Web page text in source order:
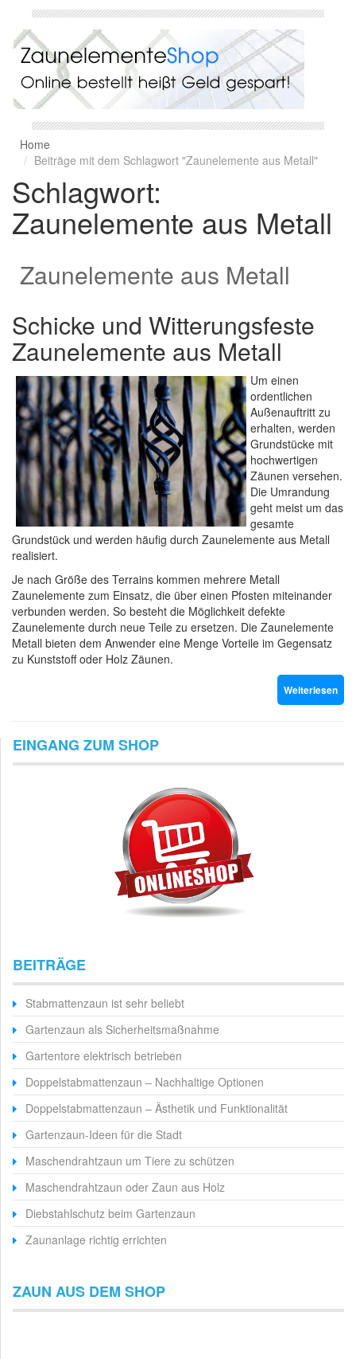
Home
Beiträge mit dem Schlagwort "Zaunelemente aus Metall"
Schlagwort:
Zaunelemente aus Metall
Zaunelemente aus Metall
Schicke und Witterungsfeste
Zaunelemente aus Metall
Um einen
ordentlichen
Außenauftritt zu
erhalten, werden
Grundstücke mit
hochwertigen
Zäunen versehen.
Die Umrandung
geht meist um das
gesamte
Grundstück und werden häufig durch Zaunelemente aus Metall
realisiert.
Je nach Größe des Terrains kommen mehrere Metall
Zaunelemente zum Einsatz, die über einen Pfosten miteinander
verbunden werden. So besteht die Möglichkeit defekte
Zaunelemente durch neue Teile zu ersetzen. Die Zaunelemente
Metall bieten dem Anwender eine Menge Vorteile im Gegensatz
zu Kunststoff oder Holz Zäunen.
Weiterlesen
EINGANG ZUM SHOP
BEITRÄGE
Stabmattenzaun ist sehr beliebt
Gartenzaun als Sicherheitsmaßnahme
Gartentore elektrisch betrieben
Doppelstabmattenzaun – Nachhaltige Optionen
Doppelstabmattenzaun – Ästhetik und Funktionalität
Gartenzaun-Ideen für die Stadt
Maschendrahtzaun um Tiere zu schützen
Maschendrahtzaun oder Zaun aus Holz
Diebstahlschutz beim Gartenzaun
Zaunanlage richtig errichten
ZAUN AUS DEM SHOP